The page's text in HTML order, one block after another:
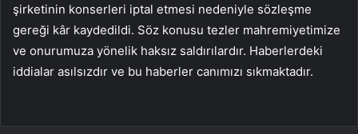
şirketinin konserleri iptal etmesi nedeniyle sözleşme
gereği kâr kaydedildi. Söz konusu tezler mahremiyetimize
ve onurumuza yönelik haksız saldırılardır. Haberlerdeki
iddialar asılsızdır ve bu haberler canımızı sıkmaktadır.